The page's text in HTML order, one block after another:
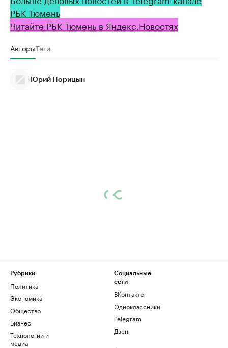
РБК Тюмень
Читайте РБК Тюмень в Яндекс.Новостях
АвторыТеги
Юрий Норицын
Рубрики
Политика
Экономика
Общество
Бизнес
Технологии и
медиа
Социальные
сети
ВКонтакте
Одноклассники
Telegram
Дзен